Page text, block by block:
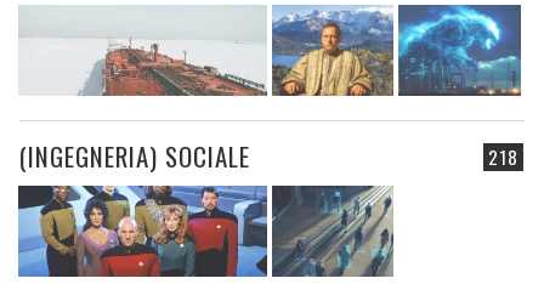
218
(INGEGNERIA) SOCIALE